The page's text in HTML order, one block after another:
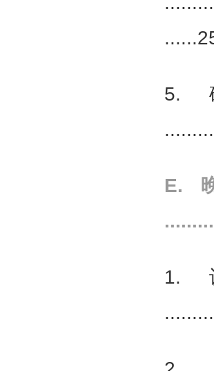
5.
E.
1.